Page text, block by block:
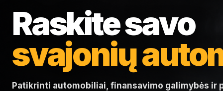
Raskite savo
svajonių
Patikrinti automobiliai, finansavimo galimybės ir